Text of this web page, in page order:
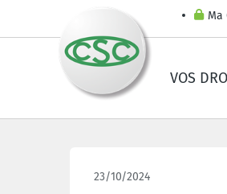
Ma
VOS
23/10/2024